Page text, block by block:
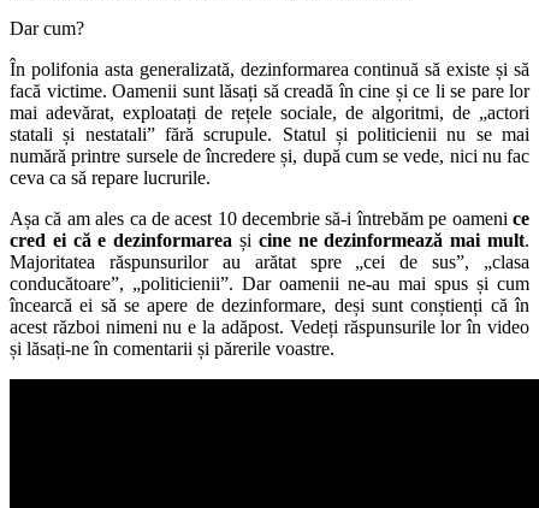
Dar cum?
În polifonia asta generalizată, dezinformarea continuă să existe și să
facă victime. Oamenii sunt lăsați să creadă în cine și ce li se pare lor
mai adevărat, exploatați de rețele sociale, de algoritmi, de „actori
statali și nestatali” fără scrupule. Statul și politicienii nu se mai
numără printre sursele de încredere și, după cum se vede, nici nu fac
ceva ca să repare lucrurile.
Așa că am ales ca de acest 10 decembrie să-i întrebăm pe oameni ce
cred ei că e dezinformarea și cine ne dezinformează mai mult.
Majoritatea răspunsurilor au arătat spre „cei de sus”, „clasa
conducătoare”, „politicienii”. Dar oamenii ne-au mai spus și cum
încearcă ei să se apere de dezinformare, deși sunt conștienți că în
acest război nimeni nu e la adăpost. Vedeți răspunsurile lor în video
și lăsați-ne în comentarii și părerile voastre.